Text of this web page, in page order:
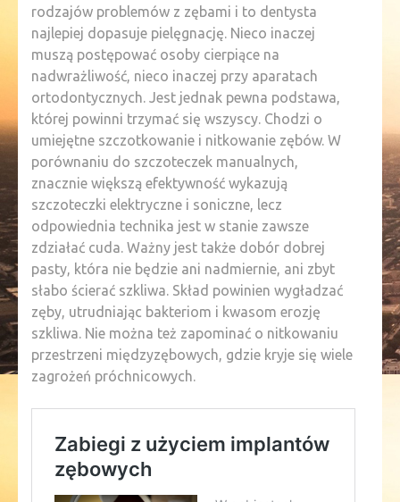
rodzajów problemów z zębami i to dentysta
najlepiej dopasuje pielęgnację. Nieco inaczej
muszą postępować osoby cierpiące na
nadwrażliwość, nieco inaczej przy aparatach
ortodontycznych. Jest jednak pewna podstawa,
której powinni trzymać się wszyscy. Chodzi o
umiejętne szczotkowanie i nitkowanie zębów. W
porównaniu do szczoteczek manualnych,
znacznie większą efektywność wykazują
szczoteczki elektryczne i soniczne, lecz
odpowiednia technika jest w stanie zawsze
zdziałać cuda. Ważny jest także dobór dobrej
pasty, która nie będzie ani nadmiernie, ani zbyt
słabo ścierać szkliwa. Skład powinien wygładzać
zęby, utrudniając bakteriom i kwasom erozję
szkliwa. Nie można też zapominać o nitkowaniu
przestrzeni międzyzębowych, gdzie kryje się wiele
zagrożeń próchnicowych.